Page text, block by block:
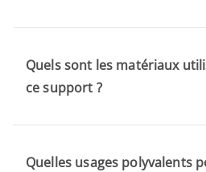
Quels sont les matériaux
ce support ?
Quelles usages polyvalents